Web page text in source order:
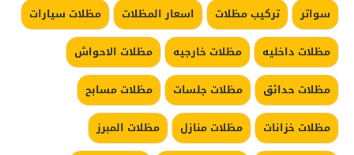
سواتر
تركيب مظلات اسعار المظلات
مظلات سيارات
مظلات داخليه
مظلات خارجيه
مظلات الاحواش
مظلات حدائق
مظلات جلسات
مظلات مسابح
مظلات خزانات
مظلات منازل
مظلات المبرز